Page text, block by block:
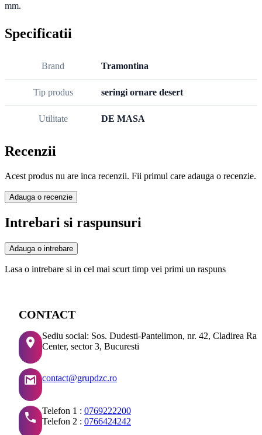
mm.
Specificatii
Brand Tramontina
Tip produs seringi ornare desert
Utilitate DE MASA
Recenzii
Acest produs nu are inca recenzii. Fii primul care adauga o recenzie.
Adauga o recenzie
Intrebari si raspunsuri
Adauga o intrebare
Lasa o intrebare si in cel mai scurt timp vei primi un raspuns
CONTACT
Sediu social: Sos. Dudesti-Pantelimon, nr. 42, Cladirea
Center, sector 3, Bucuresti
contact@grupdzc.ro
Telefon 1 : 0769222200
Telefon 2 : 0766424242